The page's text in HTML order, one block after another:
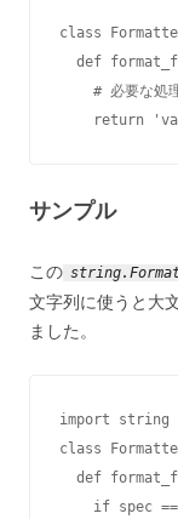
class
return
サンプル
この
文字列に使うと大
ました。
import string
class